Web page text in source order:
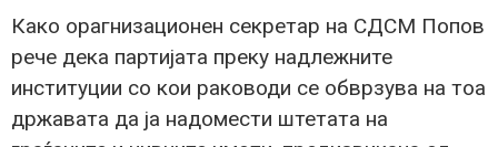
Како орагнизационен секретар на СДСМ Попов
рече дека партијата преку надлежните
институции со кои раководи се обврзува на тоа
државата да ја надомести штетата на